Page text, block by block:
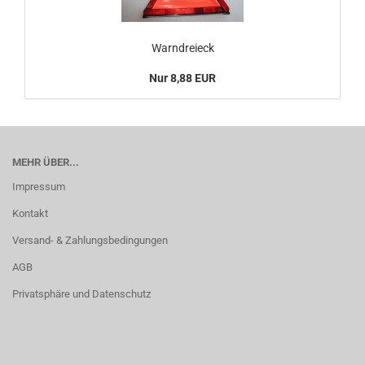
Warndreieck
Nur 8,88 EUR
MEHR ÜBER...
Impressum
Kontakt
Versand- & Zahlungsbedingungen
AGB
Privatsphäre und Datenschutz